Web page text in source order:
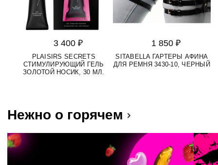
3 400 ₽
PLAISIRS SECRETS
СТИМУЛИРУЮЩИЙ ГЕЛЬ
ЗОЛОТОЙ НОСИК, 30 МЛ.
1 850 ₽
SITABELLA ГАРТЕРЫ АФИНА
ДЛЯ РЕМНЯ 3430-10, ЧЕРНЫЙ
Нежно о горячем